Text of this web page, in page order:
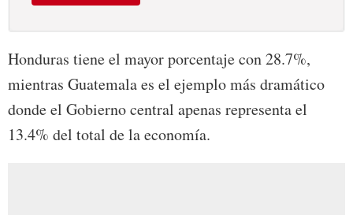
Honduras tiene el mayor porcentaje con 28.7%,
mientras Guatemala es el ejemplo más dramático
donde el Gobierno central apenas representa el
13.4% del total de la economía.